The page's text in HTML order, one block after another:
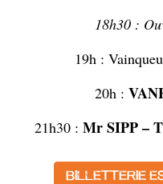
18h30 :
19h :
20h :
21h30 : Mr SIPP –
Billetterie